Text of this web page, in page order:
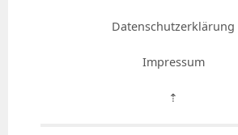
Datenschutzerklärung
Impressum
⇡